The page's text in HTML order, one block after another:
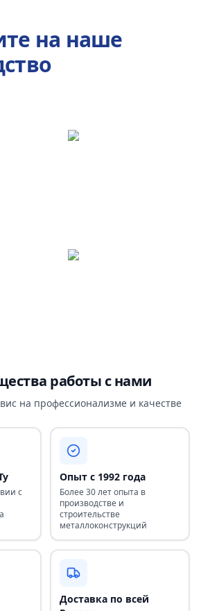
на наше
работы с нами
на профессионализме и качестве
с
Опыт с 1992 года
Более 30 лет опыта в
производстве и
строительстве
металлоконструкций
Доставка по всей